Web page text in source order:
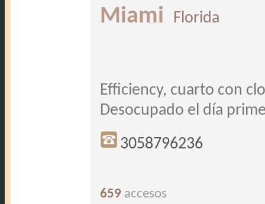
Miami Florida
Efficiency, cuarto con
Desocupado el día
3058796236
659 accesos